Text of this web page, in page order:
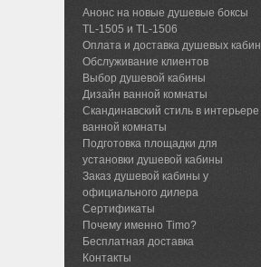
Анонс на новые душевые боксы
TL-1505 и TL-1506
Оплата и доставка душевых кабин
Обслуживание клиентов
Выбор душевой кабины
Дизайн ванной комнаты
Скандинавский стиль в интерьере
ванной комнаты
Подготовка площадки для
установки душевой кабины
Заказ душевой кабины у
официального дилера
Сертификаты
Почему именно Timo?
Бесплатная доставка
Контакты